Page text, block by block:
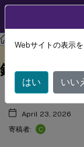
ライセンス ラ
Citrixライ
録解除
April 23, 2026
寄稿者:
C
Webサイトの表示
はい いい